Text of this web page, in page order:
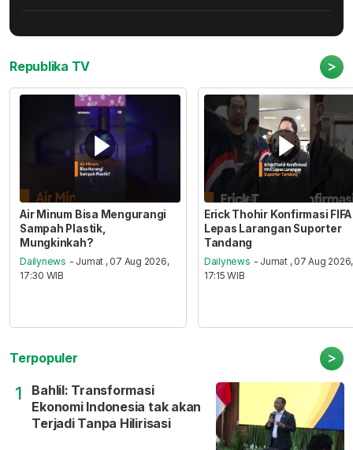
Republika TV >
Air Minum Bisa Mengurangi
Sampah Plastik,
Mungkinkah?
Dailynews - Jumat , 07 Aug 2026,
17:30 WIB
Erick Thohir Konfirmasi FIFA
Lepas Larangan Suporter
Tandang
Dailynews - Jumat , 07 Aug 2026,
17:15 WIB
Terpopuler >
1
Bahlil: Transformasi
Ekonomi Indonesia tak akan
Terjadi Tanpa Hilirisasi